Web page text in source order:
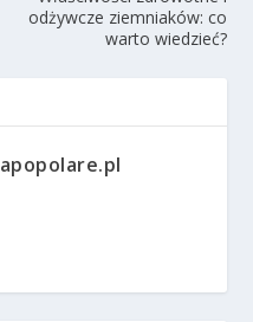
odżywcze ziemniaków: co
warto wiedzieć?